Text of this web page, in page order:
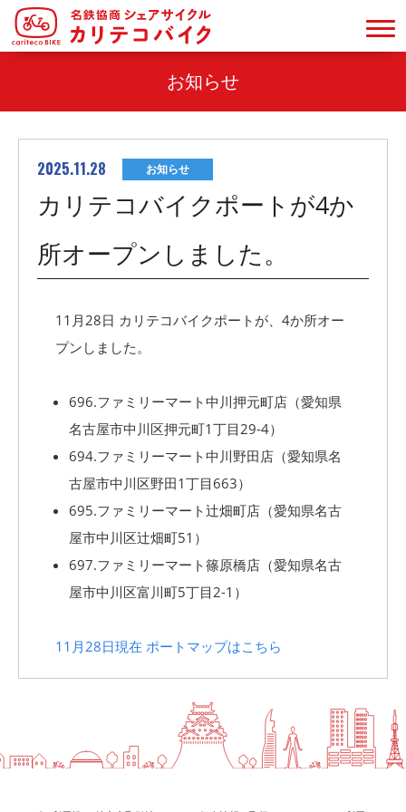
お知らせ
2025.11.28 お知らせ
カリテコバイクポートが4か
所オープンしました。
11月28日 カリテコバイクポートが、4か所オー
プンしました。
696.ファミリーマート中川押元町店（愛知県
名古屋市中川区押元町1丁目29-4）
694.ファミリーマート中川野田店（愛知県名
古屋市中川区野田1丁目663）
695.ファミリーマート辻畑町店（愛知県名古
屋市中川区辻畑町51）
697.ファミリーマート篠原橋店（愛知県名古
屋市中川区富川町5丁目2-1）
11月28日現在 ポートマップはこちら